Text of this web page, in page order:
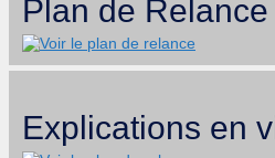
Plan de Relance
Explications en